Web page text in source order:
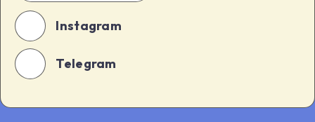
Instagram
Telegram